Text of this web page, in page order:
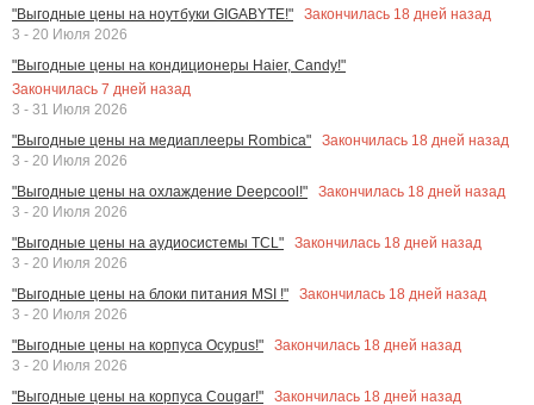
"Выгодные цены на ноутбуки GIGABYTE!"
Закончилась 18 дней назад
3 - 20 Июля 2026
"Выгодные цены на кондиционеры Haier, Candy!"
Закончилась 7 дней назад
3 - 31 Июля 2026
"Выгодные цены на медиаплееры Rombica"
Закончилась 18 дней назад
3 - 20 Июля 2026
"Выгодные цены на охлаждение Deepcool!"
Закончилась 18 дней назад
3 - 20 Июля 2026
"Выгодные цены на аудиосистемы TCL"
Закончилась 18 дней назад
3 - 20 Июля 2026
"Выгодные цены на блоки питания MSI !"
Закончилась 18 дней назад
3 - 20 Июля 2026
"Выгодные цены на корпуса Ocypus!"
Закончилась 18 дней назад
3 - 20 Июля 2026
"Выгодные цены на корпуса Cougar!"
Закончилась 18 дней назад